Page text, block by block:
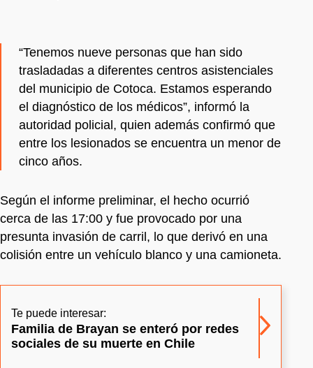
“Tenemos nueve personas que han sido
trasladadas a diferentes centros asistenciales
del municipio de Cotoca. Estamos esperando
el diagnóstico de los médicos”, informó la
autoridad policial, quien además confirmó que
entre los lesionados se encuentra un menor de
cinco años.
Según el informe preliminar, el hecho ocurrió
cerca de las 17:00 y fue provocado por una
presunta invasión de carril, lo que derivó en una
colisión entre un vehículo blanco y una camioneta.
Te puede interesar:
Familia de Brayan se enteró por redes
sociales de su muerte en Chile